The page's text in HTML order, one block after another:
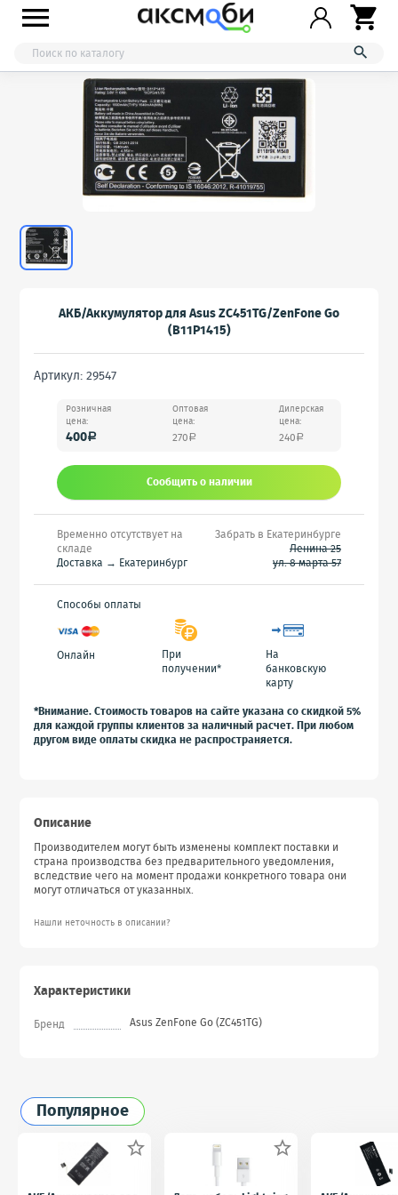



АКБ/Аккумулятор для Asus ZC451TG/ZenFone Go
(B11P1415)
Артикул: 29547
Розничная
цена:
400a
Оптовая
цена:
270 a
Дилерская
цена:
240 a
Сообщить o наличии
Временно отсутствует на
складе
Доставка → Екатеринбург
Забрать в Екатеринбурге
Ленина 25
ул. 8 марта 57
Способы оплаты
Онлайн
При
получении*
На
банковскую
карту
*Внимание. Стоимость товаров на сайте указана со скидкой 5%
для каждой группы клиентов за наличный расчет. При любом
другом виде оплаты скидка не распространяется.
Описание
Производителем могут быть изменены комплект поставки и
страна производства без предварительного уведомления,
вследствие чего на момент продажи конкретного товара они
могут отличаться от указанных.
Нашли неточность в описании?
Характеристики
Бренд Asus ZenFone Go (ZC451TG)
Популярное
 